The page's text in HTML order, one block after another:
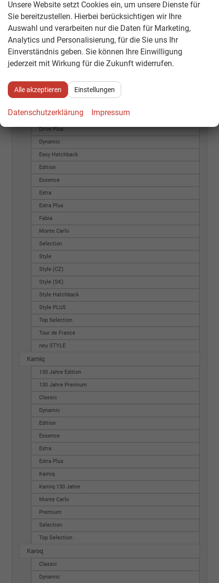
"Clever"
130
Active
Active Hatchback
Ambition
Ambition (CZ)
Ambition Hatchback
Classic
Drive Plus
Dynamic
Easy Hatchback
Edition
Essence
Extra
Extra Plus
Fabia
Monte Carlo
Selection
Style
Style (CZ)
Style (SK)
Style Hatchback
Style PLUS
Top Selection
Tour de France
neu STYLE
Kamiq
130 Jahre Edition
130 Jahre Premium
Classic
Dynamic
Edition
Essence
Extra
Extra Plus
Kamiq
Kamiq 130 Jahre
Monte Carlo
Premium
Selection
Top Selection
Karoq
Classic
Dynamic
Unsere Website setzt Cookies ein, um unsere Dienste für
Sie bereitzustellen. Hierbei berücksichtigen wir Ihre
Auswahl und verarbeiten nur die Daten für Marketing,
Analytics und Personalisierung, für die Sie uns Ihr
Einverständnis geben. Sie können Ihre Einwilligung
jederzeit mit Wirkung für die Zukunft widerrufen.
Alle akzeptieren Einstellungen
Datenschutzerklärung Impressum